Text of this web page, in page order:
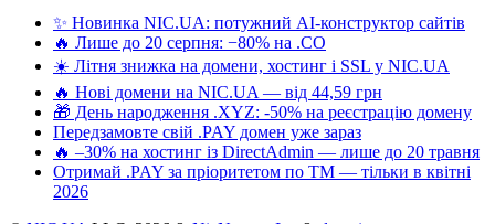
✨ Новинка NIC.UA: потужний AI-конструктор сайтів
🔥 Лише до 20 серпня: −80% на .CO
☀️ Літня знижка на домени, хостинг і SSL у NIC.UA
🔥 Нові домени на NIC.UA — від 44,59 грн
🎁 День народження .XYZ: -50% на реєстрацію домену
Передзамовте свій .PAY домен уже зараз
🔥 –30% на хостинг із DirectAdmin — лише до 20 травня
Отримай .PAY за пріоритетом по ТМ — тільки в квітні
2026